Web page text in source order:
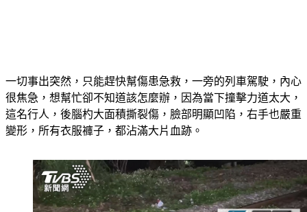
一切事出突然，只能趕快幫傷患急救，一旁的列車駕駛，內心
很焦急，想幫忙卻不知道該怎麼辦，因為當下撞擊力道太大，
這名行人，後腦杓大面積撕裂傷，臉部明顯凹陷，右手也嚴重
變形，所有衣服褲子，都沾滿大片血跡。